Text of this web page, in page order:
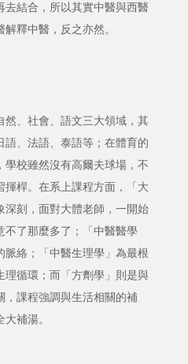
去結合，所以其實中醫與西醫
釋中醫，反之亦然。
然、社會、語文三大領域，其
語、法語、泰語等；在體育的
學校雖然沒有高爾夫球場，不
揮桿。在系上課程方面，「大
深刻，面對大體老師，一開始
不了那麼多了；「中醫醫學
脈絡；「中醫生理學」為最根
理循環；而「方劑學」則是與
，課程強調與生活相關的補
補湯。